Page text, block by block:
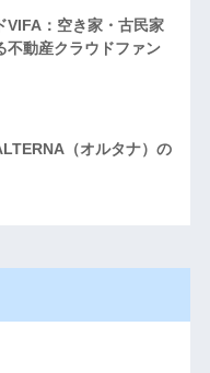
VIFA：空き家・古民家
不動産クラウドファン
（オルタナ）の